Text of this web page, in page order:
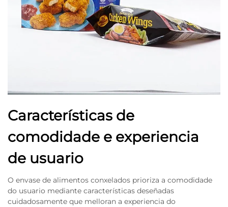
Características de
comodidade e experiencia
de usuario
O envase de alimentos conxelados prioriza a comodidade
do usuario mediante características deseñadas
cuidadosamente que melloran a experiencia do